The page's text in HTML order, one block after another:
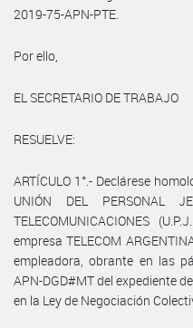
2019-75-APN-PTE.
Por ello,
EL SECRETARIO DE TRABAJO
RESUELVE:
ARTÍCULO 1°.- Declárese
UNIÓN DEL PERSONAL
TELECOMUNICACIONES
empresa TELECOM
empleadora, obrante en las
APN-DGD#MT del expediente
en la Ley de Negociación